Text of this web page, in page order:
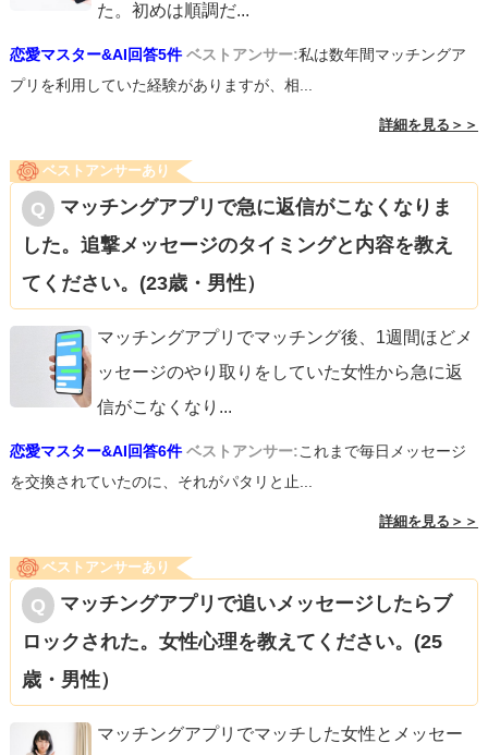
た。初めは順調だ...
恋愛マスター&AI回答5件 ベストアンサー:私は数年間マッチングア
プリを利用していた経験がありますが、相...
詳細を見る＞＞
ベストアンサーあり
マッチングアプリで急に返信がこなくなりま
した。追撃メッセージのタイミングと内容を教え
てください。(23歳・男性）
マッチングアプリでマッチング後、1週間ほどメ
ッセージのやり取りをしていた女性から急に返
信がこなくなり ...
恋愛マスター&AI回答6件 ベストアンサー:これまで毎日メッセージ
を交換されていたのに、それがパタリと止...
詳細を見る＞＞
ベストアンサーあり
マッチングアプリで追いメッセージしたらブ
ロックされた。女性心理を教えてください。(25
歳・男性）
マッチングアプリでマッチした女性とメッセー